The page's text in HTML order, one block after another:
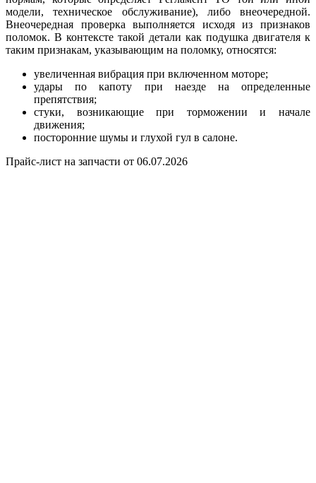
модели, техническое обслуживание), либо внеочередной.
Внеочередная проверка выполняется исходя из признаков
поломок. В контексте такой детали как подушка двигателя к
таким признакам, указывающим на поломку, относятся:
увеличенная вибрация при включенном моторе;
удары по капоту при наезде на определенные
препятствия;
стуки, возникающие при торможении и начале
движения;
посторонние шумы и глухой гул в салоне.
Прайс-лист на запчасти от 06.07.2026